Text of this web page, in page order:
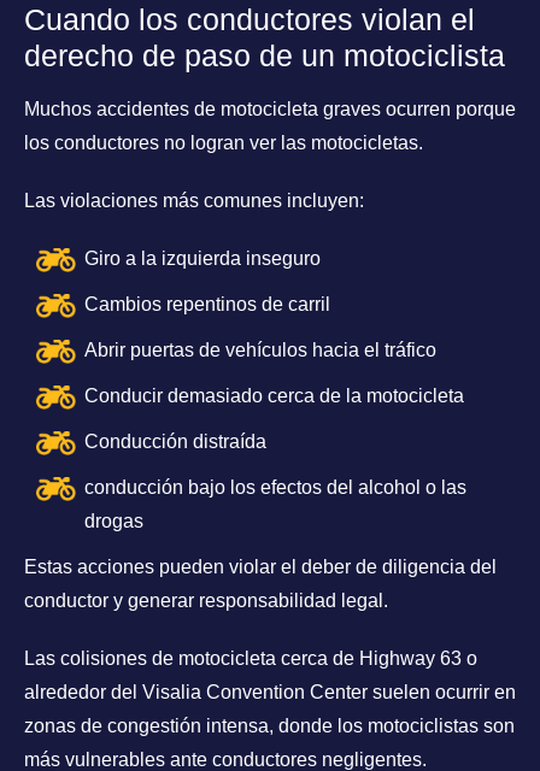
Cuando los conductores violan el
derecho de paso de un motociclista
Muchos accidentes de motocicleta graves ocurren porque
los conductores no logran ver las motocicletas.
Las violaciones más comunes incluyen:
Giro a la izquierda inseguro
Cambios repentinos de carril
Abrir puertas de vehículos hacia el tráfico
Conducir demasiado cerca de la motocicleta
Conducción distraída
conducción bajo los efectos del alcohol o las
drogas
Estas acciones pueden violar el deber de diligencia del
conductor y generar responsabilidad legal.
Las colisiones de motocicleta cerca de Highway 63 o
alrededor del Visalia Convention Center suelen ocurrir en
zonas de congestión intensa, donde los motociclistas son
más vulnerables ante conductores negligentes.